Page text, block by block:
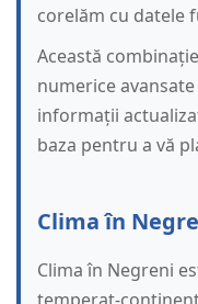
corelăm cu datele
Această
numerice
informații
baza pentru a vă
Clima în
Clima în Negreni